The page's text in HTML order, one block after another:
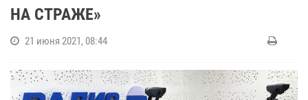
НА СТРАЖЕ»
21 июня 2021, 08:44